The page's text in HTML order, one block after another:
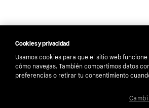
Cookies y privacidad
Usamos cookies para que el sitio web
cómo navegas. También compartimos datos
preferencias o retirar tu consentimiento